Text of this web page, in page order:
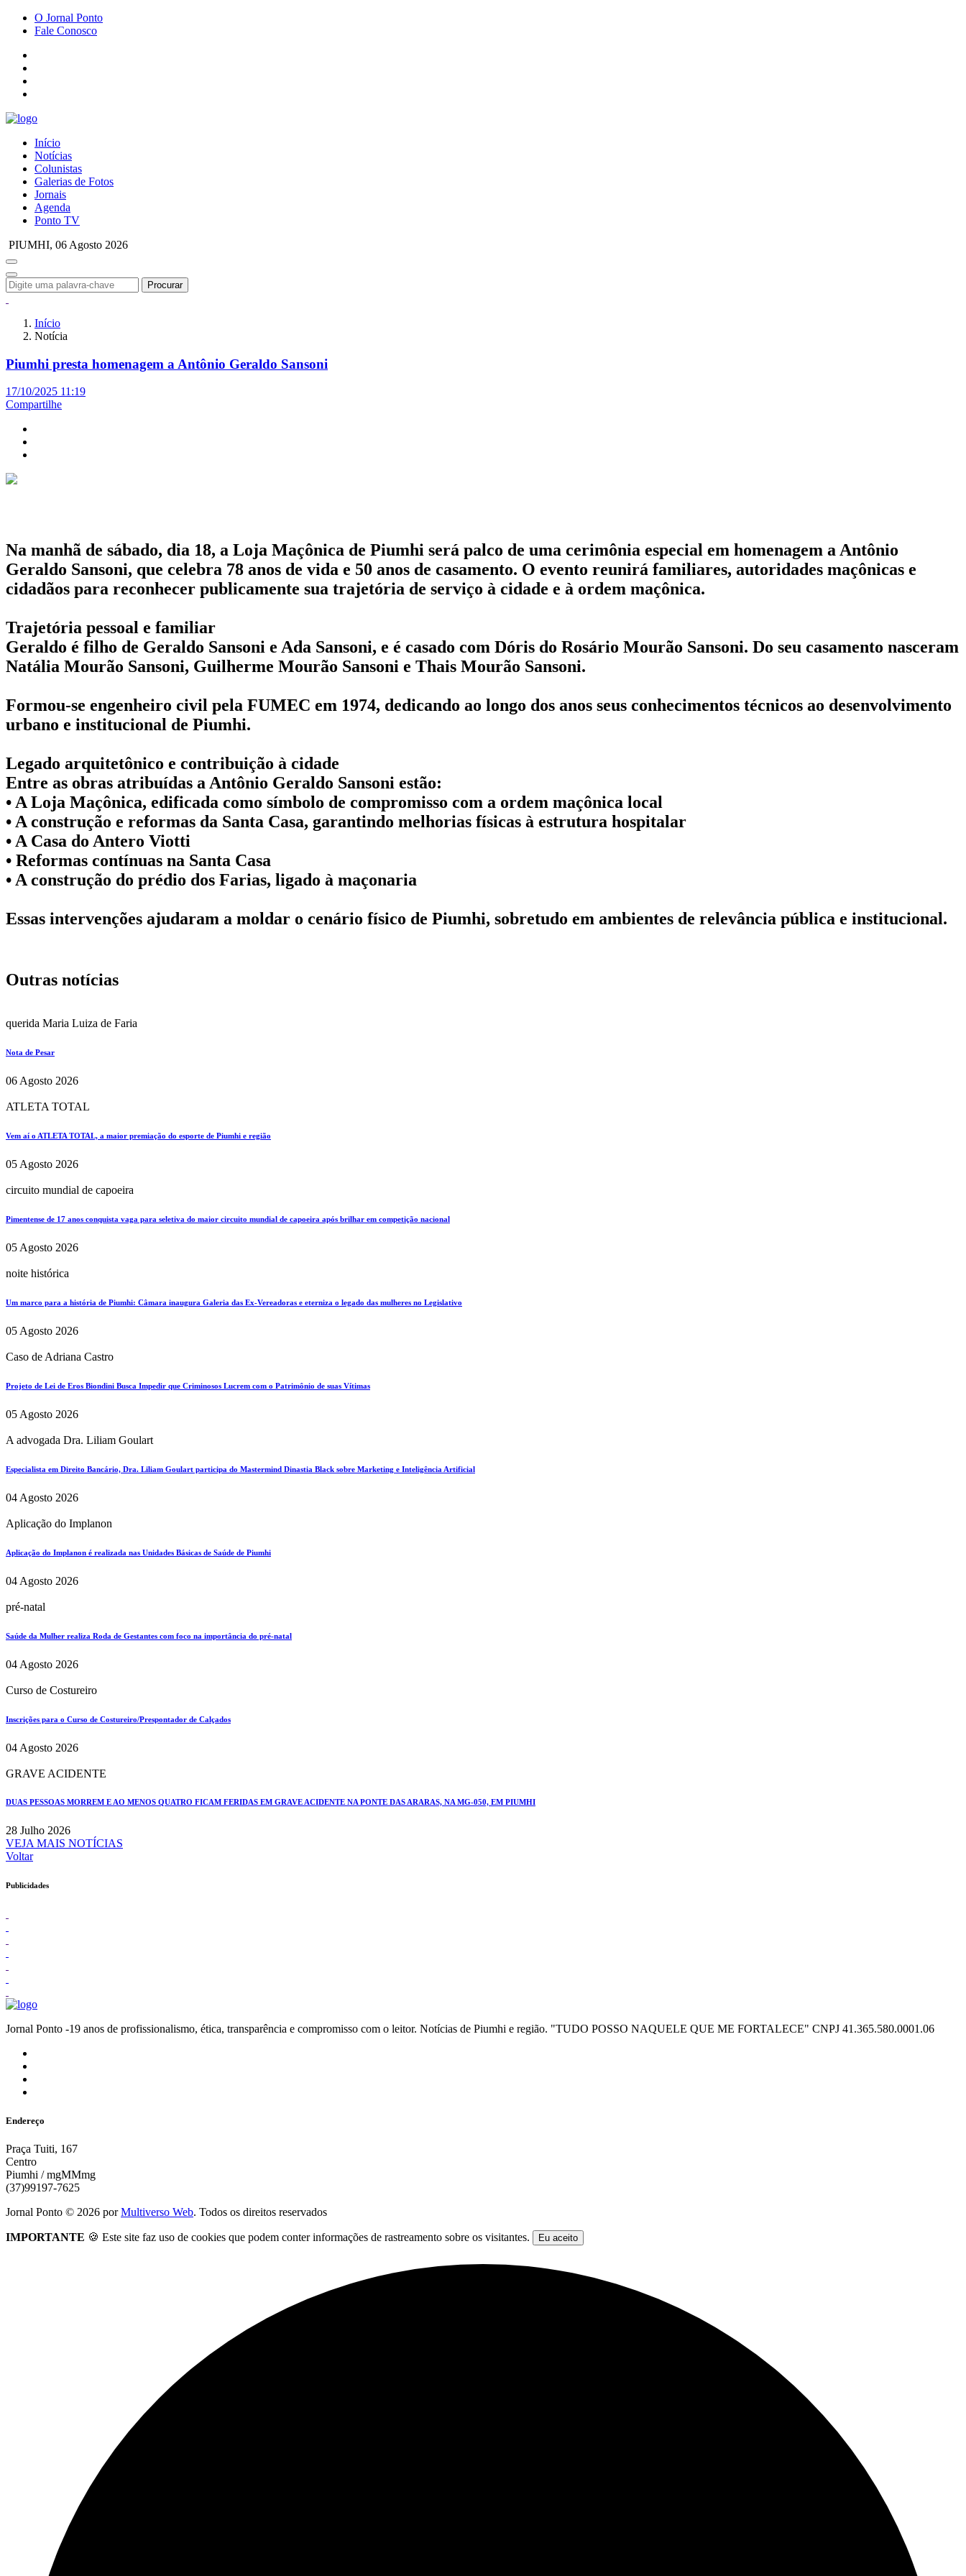
O Jornal Ponto
Fale Conosco
Início
Notícias
Colunistas
Galerias de Fotos
Jornais
Agenda
Ponto TV
PIUMHI, 06 Agosto 2026
Procurar
Início
Notícia
Piumhi presta homenagem a Antônio Geraldo Sansoni
17/10/2025 11:19
Compartilhe
Na manhã de sábado, dia 18, a Loja Maçônica de Piumhi será palco de uma cerimônia especial em homenagem a Antônio
Geraldo Sansoni, que celebra 78 anos de vida e 50 anos de casamento. O evento reunirá familiares, autoridades maçônicas e
cidadãos para reconhecer publicamente sua trajetória de serviço à cidade e à ordem maçônica.
Trajetória pessoal e familiar
Geraldo é filho de Geraldo Sansoni e Ada Sansoni, e é casado com Dóris do Rosário Mourão Sansoni. Do seu casamento nasceram
Natália Mourão Sansoni, Guilherme Mourão Sansoni e Thais Mourão Sansoni.
Formou-se engenheiro civil pela FUMEC em 1974, dedicando ao longo dos anos seus conhecimentos técnicos ao desenvolvimento
urbano e institucional de Piumhi.
Legado arquitetônico e contribuição à cidade
Entre as obras atribuídas a Antônio Geraldo Sansoni estão:
• A Loja Maçônica, edificada como símbolo de compromisso com a ordem maçônica local
• A construção e reformas da Santa Casa, garantindo melhorias físicas à estrutura hospitalar
• A Casa do Antero Viotti
• Reformas contínuas na Santa Casa
• A construção do prédio dos Farias, ligado à maçonaria
Essas intervenções ajudaram a moldar o cenário físico de Piumhi, sobretudo em ambientes de relevância pública e institucional.
Outras notícias
querida Maria Luiza de Faria
Nota de Pesar
06 Agosto 2026
ATLETA TOTAL
Vem aí o ATLETA TOTAL, a maior premiação do esporte de Piumhi e região
05 Agosto 2026
circuito mundial de capoeira
Pimentense de 17 anos conquista vaga para seletiva do maior circuito mundial de capoeira após brilhar em competição nacional
05 Agosto 2026
noite histórica
Um marco para a história de Piumhi: Câmara inaugura Galeria das Ex-Vereadoras e eterniza o legado das mulheres no Legislativo
05 Agosto 2026
Caso de Adriana Castro
Projeto de Lei de Eros Biondini Busca Impedir que Criminosos Lucrem com o Patrimônio de suas Vítimas
05 Agosto 2026
A advogada Dra. Liliam Goulart
Especialista em Direito Bancário, Dra. Liliam Goulart participa do Mastermind Dinastia Black sobre Marketing e Inteligência Artificial
04 Agosto 2026
Aplicação do Implanon
Aplicação do Implanon é realizada nas Unidades Básicas de Saúde de Piumhi
04 Agosto 2026
pré-natal
Saúde da Mulher realiza Roda de Gestantes com foco na importância do pré-natal
04 Agosto 2026
Curso de Costureiro
Inscrições para o Curso de Costureiro/Prespontador de Calçados
04 Agosto 2026
GRAVE ACIDENTE
DUAS PESSOAS MORREM E AO MENOS QUATRO FICAM FERIDAS EM GRAVE ACIDENTE NA PONTE DAS ARARAS, NA MG-050, EM PIUMHI
28 Julho 2026
VEJA MAIS NOTÍCIAS
Voltar
Publicidades
Jornal Ponto -19 anos de profissionalismo, ética, transparência e compromisso com o leitor. Notícias de Piumhi e região. "TUDO POSSO NAQUELE QUE ME FORTALECE" CNPJ 41.365.580.0001.06
Endereço
Praça Tuiti, 167
Centro
Piumhi / mgMMmg
(37)99197-7625
Jornal Ponto © 2026 porMultiverso Web. Todos os direitos reservados
IMPORTANTE 🍪 Este site faz uso de cookies que podem conter informações de rastreamento sobre os visitantes. Eu aceito